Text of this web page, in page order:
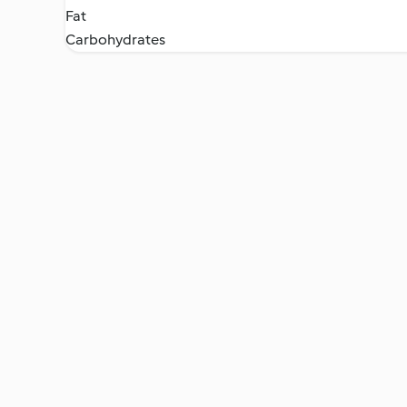
Fat
Carbohydrates